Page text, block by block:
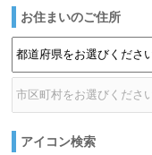
お住まいのご住所
アイコン検索